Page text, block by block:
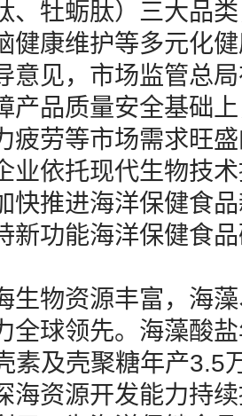
、牡蛎肽）三大品
健康维护等多元化
见，市场监管总局
产品质量安全基础
疲劳等市场需求旺
业依托现代生物技
快推进海洋保健食
新功能海洋保健食
物资源丰富，海藻
全球领先。海藻酸
素及壳聚糖年产3.5
海资源开发能力持